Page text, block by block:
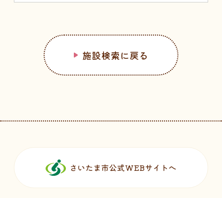
施設検索に戻る
さいたま市公式WEBサイトへ